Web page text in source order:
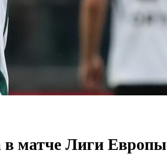
матче Лиги Европы